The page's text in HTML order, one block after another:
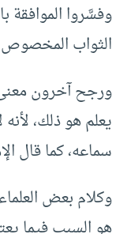
وفسَّروا
الثواب المخصوص
ورجح آخرون
يعلم هو ذلك،
سماعه، كما قال
وكلام بعض